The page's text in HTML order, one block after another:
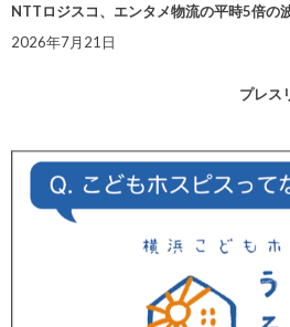
NTTロジスコ、エンタメ物流の平時5倍
2026年7月21日
プレス